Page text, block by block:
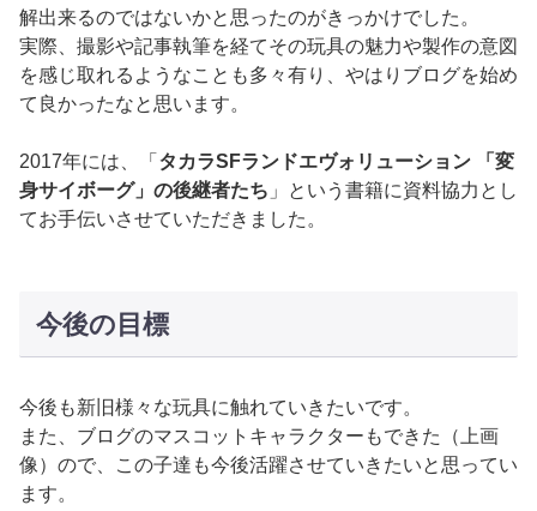
解出来るのではないかと思ったのがきっかけでした。
実際、撮影や記事執筆を経てその玩具の魅力や製作の意図
を感じ取れるようなことも多々有り、やはりブログを始め
て良かったなと思います。
2017年には、「 タカラSFランドエヴォリューション 「変
身サイボーグ」の後継者たち 」という書籍に資料協力とし
てお手伝いさせていただきました。
今後の目標
今後も新旧様々な玩具に触れていきたいです。
また、ブログのマスコットキャラクターもできた（上画
像）ので、この子達も今後活躍させていきたいと思ってい
ます。